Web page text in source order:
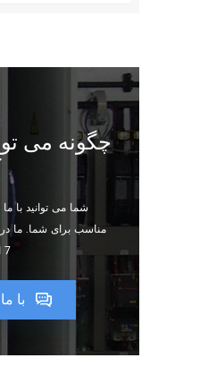
چگونه می
شما می توانید با
7 از طریق ایمیل یا تلفن
با